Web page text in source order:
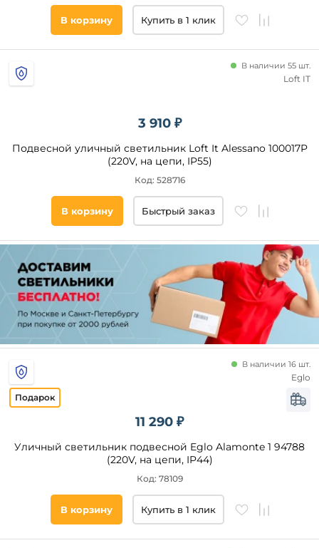
В корзину Купить в 1 клик
3 910 ₽
Подвесной уличный светильник Loft It Alessano 100017P
(220V, на цепи, IP55)
В наличии 55 шт.
Код: 528716
Loft IT
В корзину Быстрый заказ
11 290 ₽
Уличный светильник подвесной Eglo Alamonte 1 94788
(220V, на цепи, IP44)
В наличии 16 шт.
Код: 78109
Eglo
В корзину Купить в 1 клик